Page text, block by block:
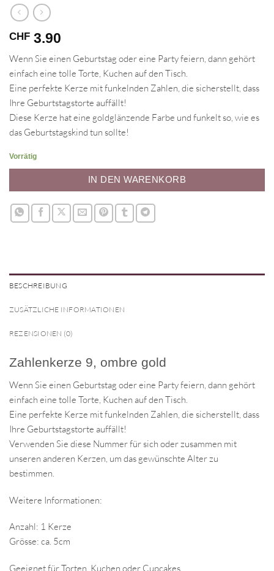
CHF 3.90
Wenn Sie einen Geburtstag oder eine Party feiern, dann gehört
einfach eine tolle Torte, Kuchen auf den Tisch.
Eine perfekte Kerze mit funkelnden Zahlen, die sicherstellt, dass
Ihre Geburtstagstorte auffällt!
Diese Kerze hat eine goldglänzende Farbe und funkelt so, wie es
das Geburtstagskind tun sollte!
Vorrätig
IN DEN WARENKORB
BESCHREIBUNG
ZUSÄTZLICHE INFORMATIONEN
REZENSIONEN (0)
Zahlenkerze 9, ombre gold
Wenn Sie einen Geburtstag oder eine Party feiern, dann gehört
einfach eine tolle Torte, Kuchen auf den Tisch.
Eine perfekte Kerze mit funkelnden Zahlen, die sicherstellt, dass
Ihre Geburtstagstorte auffällt!
Verwenden Sie diese Nummer für sich oder zusammen mit
unseren anderen Kerzen, um das gewünschte Alter zu
bestimmen.
Weitere Informationen:
Anzahl: 1 Kerze
Grösse: ca. 5cm
Geeignet für Torten, Kuchen oder Cupcakes.